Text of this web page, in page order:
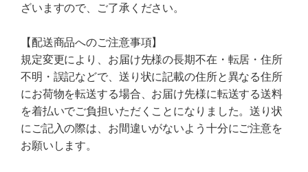
ざいますので、ご了承ください。
【配送商品へのご注意事項】
規定変更により、お届け先様の長期不在・転居・住所
不明・誤記などで、送り状に記載の住所と異なる住所
にお荷物を転送する場合、お届け先様に転送する送料
を着払いでご負担いただくことになりました。送り状
にご記入の際は、お間違いがないよう十分にご注意を
お願いします。